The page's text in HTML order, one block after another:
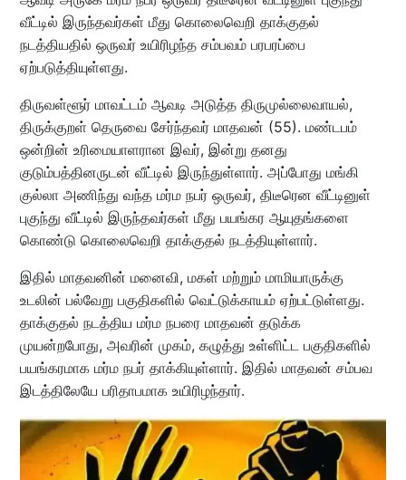
வீட்டில் இருந்தவர்கள் மீது கொலைவெறி தாக்குதல்
நடத்தியதில் ஒருவர் உயிரிழந்த சம்பவம் பரபரப்பை
ஏற்படுத்தியுள்ளது.
திருவள்ளூர் மாவட்டம் ஆவடி அடுத்த திருமுல்லைவாயல்,
திருக்குறள் தெருவை சேர்ந்தவர் மாதவன் (55). மண்டபம்
ஒன்றின் உரிமையாளரான இவர், இன்று தனது
குடும்பத்தினருடன் வீட்டில் இருந்துள்ளார். அப்போது மங்கி
குல்லா அணிந்து வந்த மர்ம நபர் ஒருவர், திடீரென வீட்டினுள்
புகுந்து வீட்டில் இருந்தவர்கள் மீது பயங்கர ஆயுதங்களை
கொண்டு கொலைவெறி தாக்குதல் நடத்தியுள்ளார்.
இதில் மாதவனின் மனைவி, மகள் மற்றும் மாமியாருக்கு
உடலின் பல்வேறு பகுதிகளில் வெட்டுக்காயம் ஏற்பட்டுள்ளது.
தாக்குதல் நடத்திய மர்ம நபரை மாதவன் தடுக்க
முயன்றபோது, அவரின் முகம், கழுத்து உள்ளிட்ட பகுதிகளில்
பயங்கரமாக மர்ம நபர் தாக்கியுள்ளார். இதில் மாதவன் சம்பவ
இடத்திலேயே பரிதாபமாக உயிரிழந்தார்.